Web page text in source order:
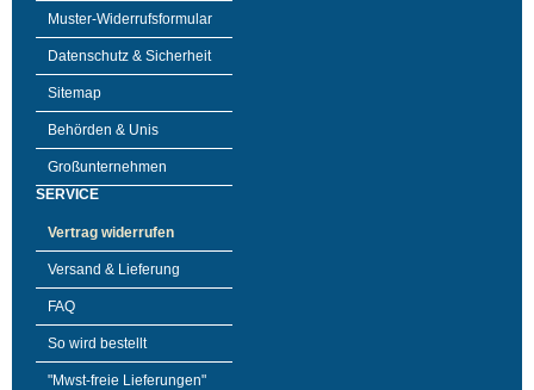
Muster-Widerrufsformular
Datenschutz & Sicherheit
Sitemap
Behörden & Unis
Großunternehmen
SERVICE
Vertrag widerrufen
Versand & Lieferung
FAQ
So wird bestellt
"Mwst-freie Lieferungen"